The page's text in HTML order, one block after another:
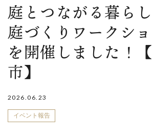
庭とつながる暮ら
庭づくりワークシ
を開催しました！
市】
2026.06.23
イベント報告